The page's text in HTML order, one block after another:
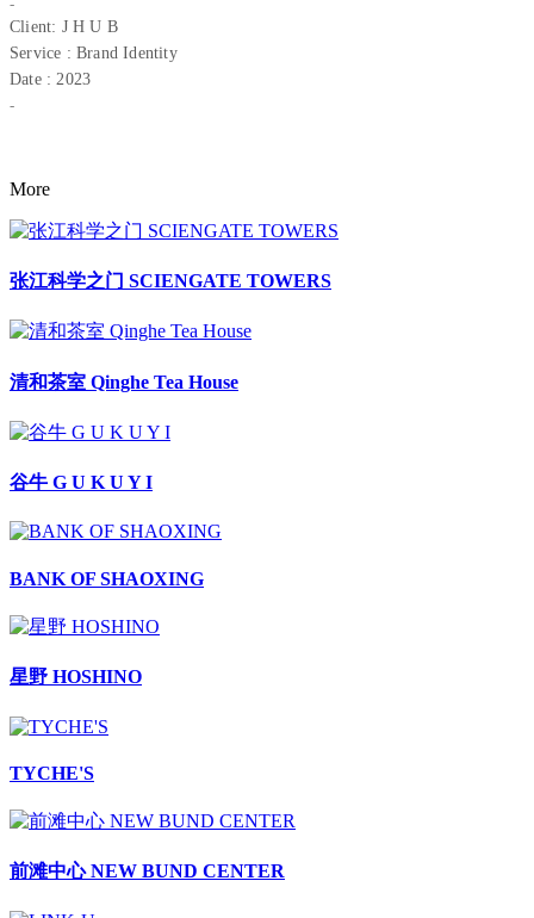
-
Client: J H U B
Service : Brand Identity
Date : 2023
-
More
张江科学之门 SCIENGATE TOWERS
清和茶室 Qinghe Tea House
谷牛 G U K U Y I
BANK OF SHAOXING
星野 HOSHINO
TYCHE'S
前滩中心 NEW BUND CENTER